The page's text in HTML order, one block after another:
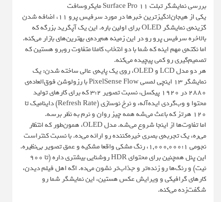
بررسی نمایشگر تبلت Surface Pro 11 مایکروسافت
یکی از هیجان‌انگیزترین خبرها در مورد سرفیس پرو ۱۱، اضافه شدن
گزینه‌ی نمایشگر OLED برای اولین باره. این یک آپگرید بزرگه که
بالاخره سرفیس پرو رو در این زمینه هم‌رده‌ی بهترین‌های بازار می‌کنه.
اما نکته‌ی مهم اینه که شما با دو انتخاب کاملا متفاوت روبرو هستین که
تصمیم‌گیری رو کمی پیچیده می‌کنه.
هر دو مدل LCD و OLED، روی یک پایه‌ی عالی ساخته شدن: یک
نمایشگر ۱۳ اینچی لمسی PixelSense Flow با رزولوشن فوق‌العاده‌ی
2880 در 1920 پیکسل، نسبت تصویر ۳:۲ که برای کارهای تولید
محتوا و وب‌گردی ایده‌آله، و نرخ نوسازی (Refresh Rate) داینامیک تا
۱۲۰ هرتز که باعث می‌شه همه چیز روان و نرم به نظر برسه.
اما تفاوت‌ها از اینجا شروع می‌شه. مدل OLED، همون‌طور که انتظار
می‌ره، یک تجربه‌ی بصری خیره‌کننده رو ارائه می‌ده. با نسبت کنتراست
نجومی 1,000,000:1، رنگ مشکی واقعا مشکیه و عمق تصویر بی‌نظیره.
این پنل همچنین برای محتوای HDR روشنایی بیشتری داره (تا ۹۰۰
نیت) و رنگ‌ها رو زنده‌تر و جذاب‌تر نشون می‌ده. اگه اهل فیلم دیدن،
کارهای گرافیکی و ویرایش عکس هستین، این نمایشگر شما رو
شگفت‌زده می‌کنه.